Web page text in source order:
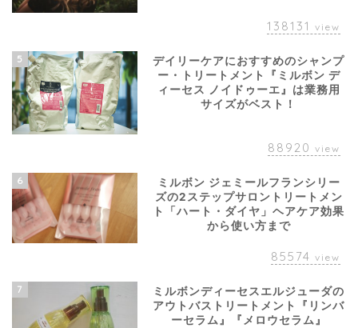
138131 view
5
デイリーケアにおすすめのシャンプ
ー・トリートメント『ミルボン デ
ィーセス ノイドゥーエ』は業務用
サイズがベスト！
88920 view
6
ミルボン ジェミールフランシリー
ズの2ステップサロントリートメン
ト「ハート・ダイヤ」ヘアケア効果
から使い方まで
85574 view
7
ミルボンディーセスエルジューダの
アウトバストリートメント『リンバ
ーセラム』『メロウセラム』